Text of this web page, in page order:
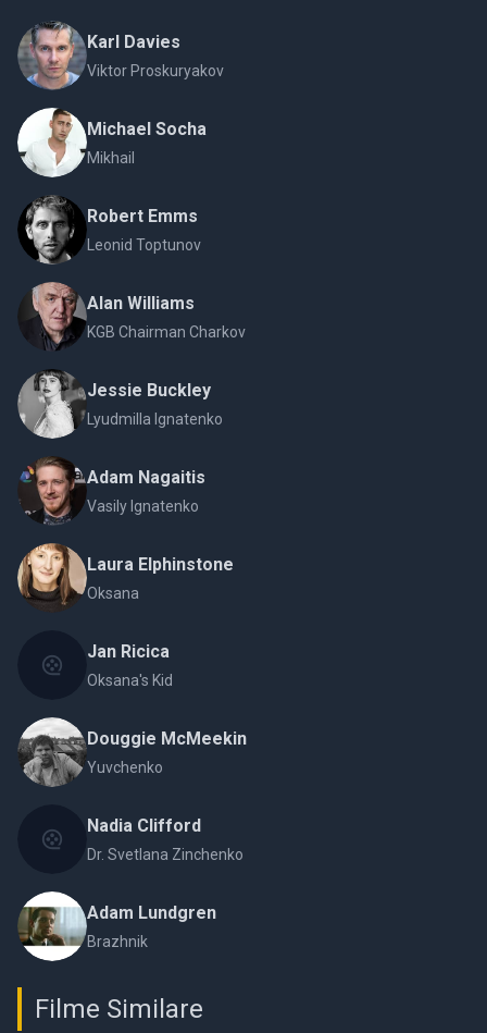
Karl Davies
Viktor Proskuryakov
Michael Socha
Mikhail
Robert Emms
Leonid Toptunov
Alan Williams
KGB Chairman Charkov
Jessie Buckley
Lyudmilla Ignatenko
Adam Nagaitis
Vasily Ignatenko
Laura Elphinstone
Oksana
Jan Ricica
Oksana's Kid
Douggie McMeekin
Yuvchenko
Nadia Clifford
Dr. Svetlana Zinchenko
Adam Lundgren
Brazhnik
Filme Similare